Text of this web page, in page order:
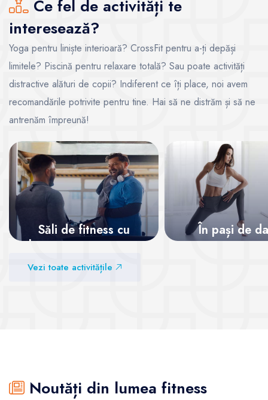
Ce fel de activități te
interesează?
Yoga pentru liniște interioară? CrossFit pentru a-ți depăși
limitele? Piscină pentru relaxare totală? Sau poate activități
distractive alături de copii? Indiferent ce îți place, noi avem
recomandările potrivite pentru tine. Hai să ne distrăm și să ne
antrenăm împreună!
Săli de fitness cu
abonamente recurente
În pași de
Vezi toate activitățile
Noutăți din lumea fitness